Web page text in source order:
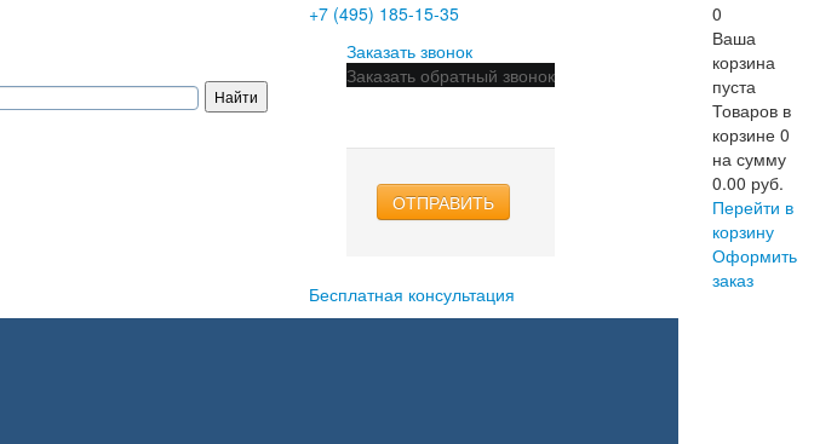
+7 (495) 185-15-35
Заказать звонок
Заказать обратный звонок
ОТПРАВИТЬ
Бесплатная консультация
0
Ваша
корзина
пуста
Товаров в
корзине 0
на сумму
0.00 руб.
Перейти в
корзину
Оформить
заказ